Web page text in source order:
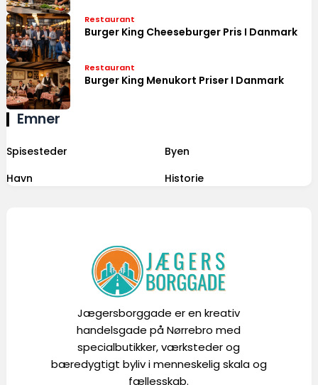
Restaurant
Burger King Cheeseburger Pris I Danmark
Restaurant
Burger King Menukort Priser I Danmark
Emner
Spisesteder
Byen
Havn
Historie
Jægersborggade er en kreativ
handelsgade på Nørrebro med
specialbutikker, værksteder og
bæredygtigt byliv i menneskelig skala og
fællesskab.